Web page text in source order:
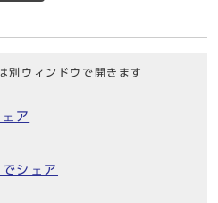
別ウィンドウで開きます
ア
シェア